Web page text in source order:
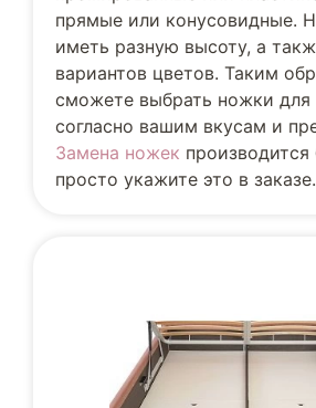
прямые или конусовидные.
иметь разную высоту, а
вариантов цветов. Таким
сможете выбрать ножки для
согласно вашим вкусам и
Замена ножек производится
просто укажите это в заказе.